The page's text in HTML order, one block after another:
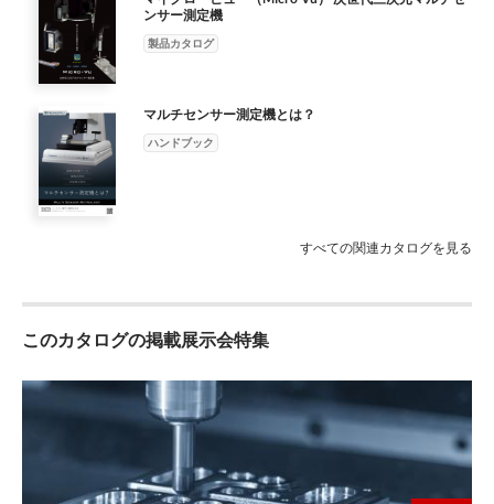
ンサー測定機
製品カタログ
マルチセンサー測定機とは？
ハンドブック
すべての関連カタログを見る
このカタログの掲載展示会特集